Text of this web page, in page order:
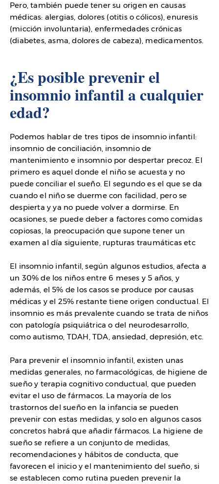
Pero, también puede tener su origen en causas
médicas: alergias, dolores (otitis o cólicos), enuresis
(micción involuntaria), enfermedades crónicas
(diabetes, asma, dolores de cabeza), medicamentos.
¿Es posible prevenir el
insomnio infantil a cualquier
edad?
Podemos hablar de tres tipos de insomnio infantil:
insomnio de conciliación, insomnio de
mantenimiento e insomnio por despertar precoz. El
primero es aquel donde el niño se acuesta y no
puede conciliar el sueño. El segundo es el que se da
cuando el niño se duerme con facilidad, pero se
despierta y ya no puede volver a dormirse. En
ocasiones, se puede deber a factores como comidas
copiosas, la preocupación que supone tener un
examen al día siguiente, rupturas traumáticas etc
El insomnio infantil, según algunos estudios, afecta a
un 30% de los niños entre 6 meses y 5 años, y
además, el 5% de los casos se produce por causas
médicas y el 25% restante tiene origen conductual. El
insomnio es más prevalente cuando se trata de niños
con patología psiquiátrica o del neurodesarrollo,
como autismo, TDAH, TDA, ansiedad, depresión, etc.
Para prevenir el insomnio infantil, existen unas
medidas generales, no farmacológicas, de higiene de
sueño y terapia cognitivo conductual, que pueden
evitar el uso de fármacos. La mayoría de los
trastornos del sueño en la infancia se pueden
prevenir con estas medidas, y solo en algunos casos
concretos habrá que añadir fármacos. La higiene de
sueño se refiere a un conjunto de medidas,
recomendaciones y hábitos de conducta, que
favorecen el inicio y el mantenimiento del sueño, si
se establecen como rutina pueden prevenir la